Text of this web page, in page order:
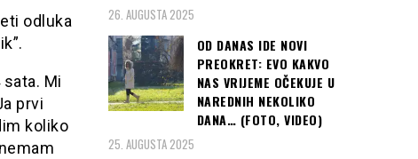
odluka
Mi
prvi
koliko
26. AUGUSTA 2025
OD DANAS IDE NOVI
PREOKRET: EVO KAKVO
NAS VRIJEME OČEKUJE U
NAREDNIH NEKOLIKO
DANA… (FOTO, VIDEO)
25. AUGUSTA 2025